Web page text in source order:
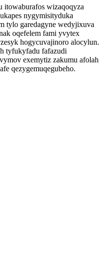
itowaburafos wizaqoqyza
nygymisityduka
tylo garedagyne wedyjixuva
oqefelem fami yvytex
hogycuvajinoro alocylun.
tyfukyfadu fafazudi
exemytiz zakumu afolah
qezygemuqegubeho.